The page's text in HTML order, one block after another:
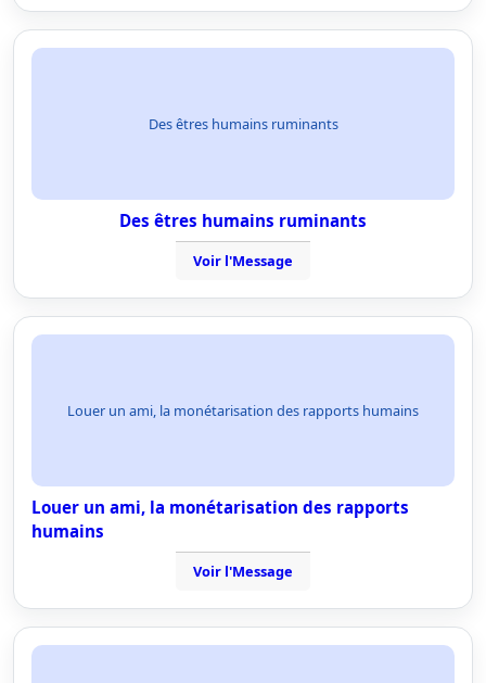
Des êtres humains ruminants
Des êtres humains ruminants
Voir l'Message
Louer un ami, la monétarisation des rapports humains
Louer un ami, la monétarisation des rapports
humains
Voir l'Message